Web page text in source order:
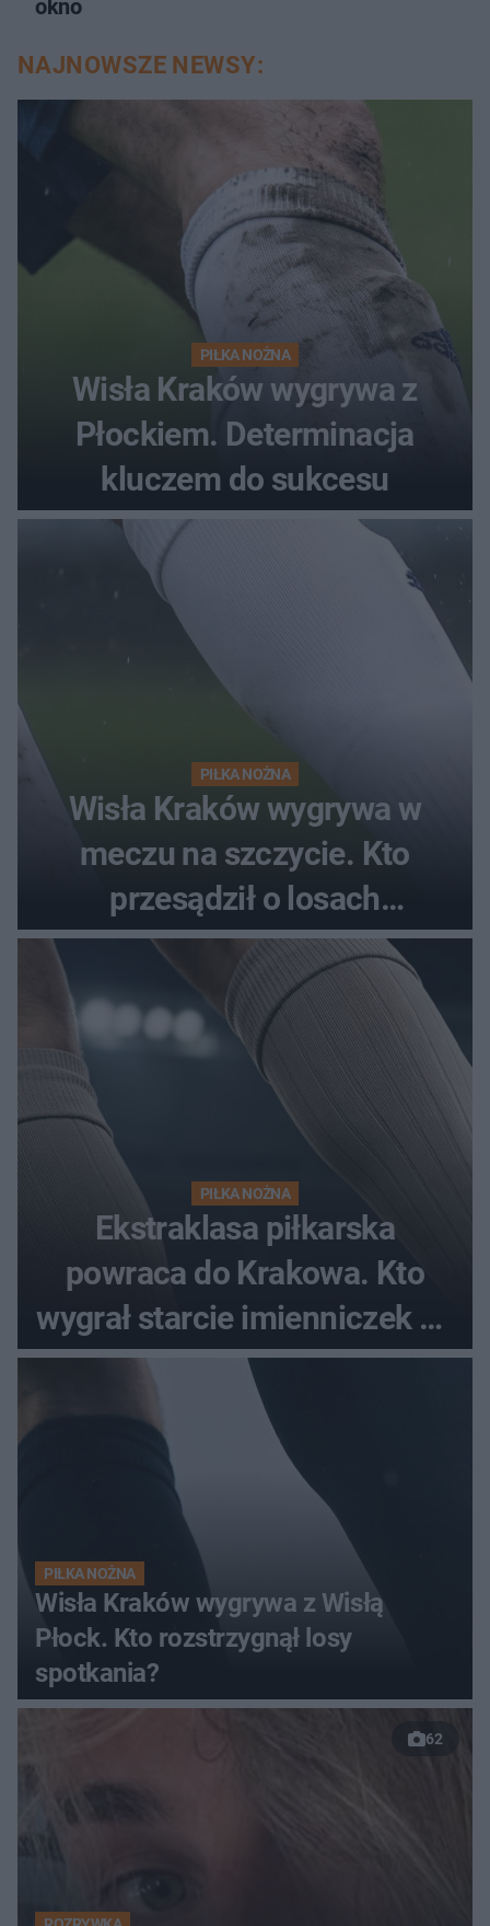
okno
NAJNOWSZE NEWSY:
PIŁKA NOŻNA
Wisła Kraków wygrywa z
Płockiem. Determinacja
kluczem do sukcesu
PIŁKA NOŻNA
Wisła Kraków wygrywa w
meczu na szczycie. Kto
przesądził o losach
spotkania?
PIŁKA NOŻNA
Ekstraklasa piłkarska
powraca do Krakowa. Kto
wygrał starcie imienniczek na
pełnym stadionie
PIŁKA NOŻNA
Wisła Kraków wygrywa z Wisłą
Płock. Kto rozstrzygnął losy
spotkania?
62